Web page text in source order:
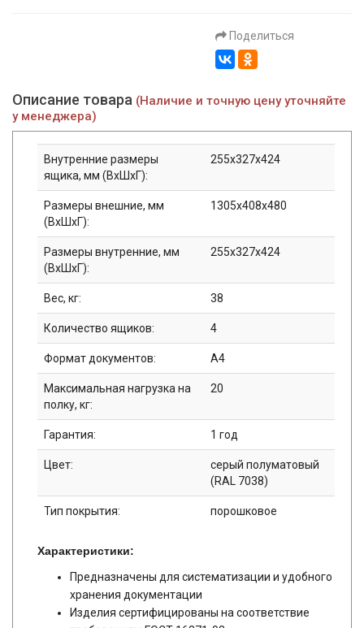
Поделиться
Описание товара (Наличие и точную цену уточняйте
у менеджера)
Внутренние размеры
ящика, мм (ВхШхГ):
255х327х424
Размеры внешние, мм
(ВхШхГ):
1305x408x480
Размеры внутренние, мм
(ВхШхГ):
255x327x424
Вес, кг: 38
Количество ящиков: 4
Формат документов: A4
Максимальная нагрузка на
полку, кг:
20
Гарантия: 1 год
Цвет:
серый полуматовый
(RAL 7038)
Тип покрытия: порошковое
Характеристики:
Предназначены для систематизации и удобного
хранения документации
Изделия сертифицированы на соответствие